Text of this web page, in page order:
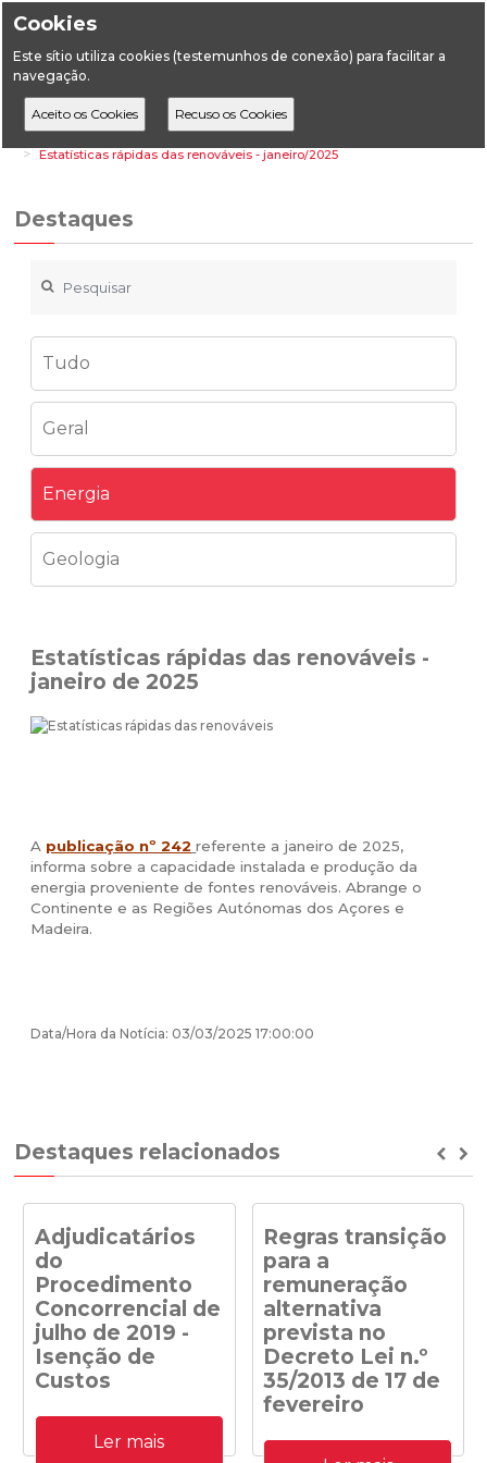
Cookies
Este sítio utiliza cookies (testemunhos de conexão) para facilitar a
navegação.
HomeDestaques
Energia
Estatísticas rápidas das renováveis - janeiro/2025
Destaques
Tudo
Geral
Energia
Geologia
Estatísticas rápidas das renováveis -
janeiro de 2025
A publicação nº 242 referente a janeiro de 2025,
informa sobre a capacidade instalada e produção da
energia proveniente de fontes renováveis. Abrange o
Continente e as Regiões Autónomas dos Açores e
Madeira.
Data/Hora da Notícia: 03/03/2025 17:00:00
Destaques relacionados
Adjudicatários
do
Procedimento
Concorrencial de
julho de 2019 -
Isenção de
Custos
Adjudicatários do
ProcedimentoLer mais
Regras transição
para a
remuneração
alternativa
prevista no
Decreto Lei n.º
35/2013 de 17 de
fevereiro
Despacho n.º